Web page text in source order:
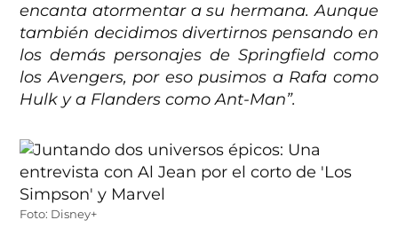
encanta atormentar a su hermana. Aunque
también decidimos divertirnos pensando en
los demás personajes de Springfield como
los Avengers, por eso pusimos a Rafa como
Hulk y a Flanders como Ant-Man”.
Foto: Disney+